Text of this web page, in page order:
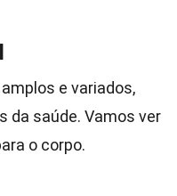
e variados,
da saúde. Vamos ver
o corpo.